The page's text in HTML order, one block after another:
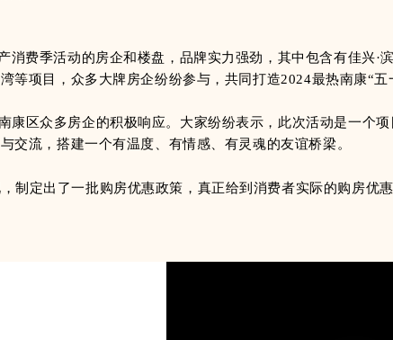
消费季活动的房企和楼盘，品牌实力强劲，其中包含有佳兴
等项目，众多大牌房企纷纷参与，共同打造2024最热南康“五
康区众多房企的积极响应。大家纷纷表示，此次活动是一个
交流，搭建一个有温度、有情感、有灵魂的友谊桥梁。
制定出了一批购房优惠政策，真正给到消费者实际的购房